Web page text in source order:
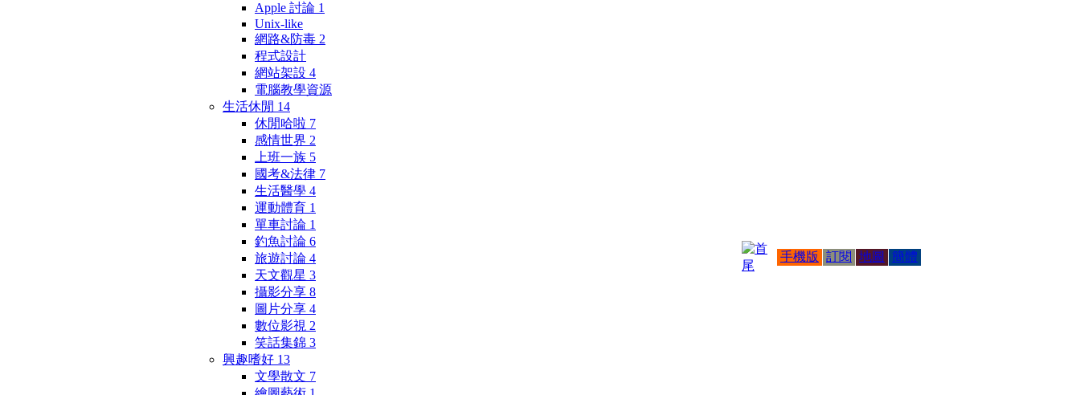
Apple 討論 1
Unix-like
網路&防毒 2
程式設計
網站架設 4
電腦教學資源
生活休閒 14
休閒哈啦 7
感情世界 2
上班一族 5
國考&法律 7
生活醫學 4
運動體育 1
單車討論 1
釣魚討論 6
旅遊討論 4
天文觀星 3
攝影分享 8
圖片分享 4
數位影視 2
笑話集錦 3
興趣嗜好 13
文學散文 7
手機版 訂閱 地圖 簡體